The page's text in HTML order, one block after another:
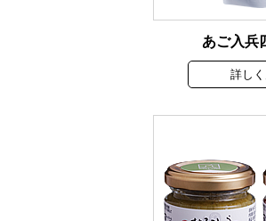
あご入兵
詳し